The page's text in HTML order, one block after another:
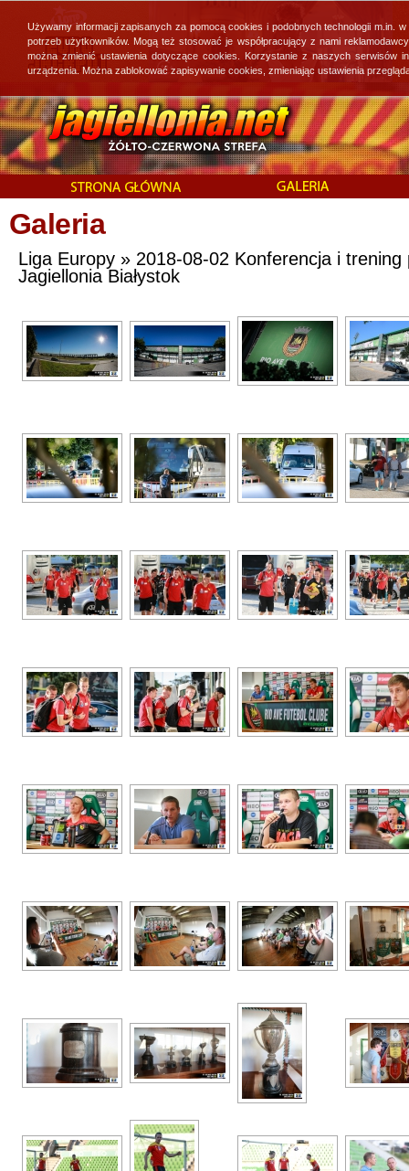
Galeria
Liga Europy » 2018-08-02 Konferencja i
Jagiellonia Białystok
Używamy informacji zapisanych za pomocą cookies i podobnych technologii
potrzeb użytkowników. Mogą też stosować je współpracujący z nami
można zmienić ustawienia dotyczące cookies. Korzystanie z naszych
urządzenia. Można zablokować zapisywanie cookies, zmieniając ustawienia